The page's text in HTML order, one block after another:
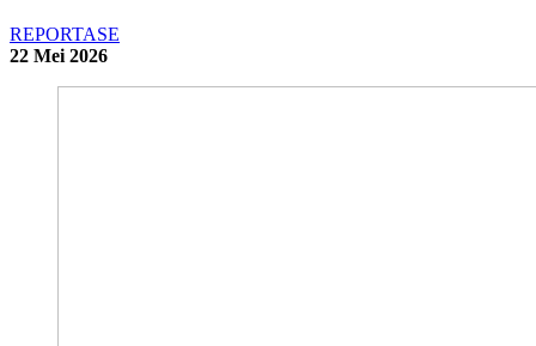
REPORTASE
22 Mei 2026